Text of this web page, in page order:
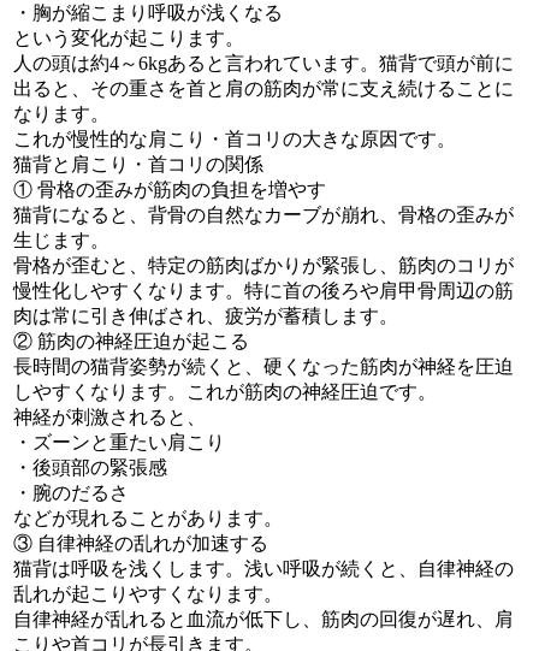
・胸が縮こまり呼吸が浅くなる
という変化が起こります。
人の頭は約4～6kgあると言われています。猫背で頭が前に
出ると、その重さを首と肩の筋肉が常に支え続けることに
なります。
これが慢性的な肩こり・首コリの大きな原因です。
猫背と肩こり・首コリの関係
① 骨格の歪みが筋肉の負担を増やす
猫背になると、背骨の自然なカーブが崩れ、骨格の歪みが
生じます。
骨格が歪むと、特定の筋肉ばかりが緊張し、筋肉のコリが
慢性化しやすくなります。特に首の後ろや肩甲骨周辺の筋
肉は常に引き伸ばされ、疲労が蓄積します。
② 筋肉の神経圧迫が起こる
長時間の猫背姿勢が続くと、硬くなった筋肉が神経を圧迫
しやすくなります。これが筋肉の神経圧迫です。
神経が刺激されると、
・ズーンと重たい肩こり
・後頭部の緊張感
・腕のだるさ
などが現れることがあります。
③ 自律神経の乱れが加速する
猫背は呼吸を浅くします。浅い呼吸が続くと、自律神経の
乱れが起こりやすくなります。
自律神経が乱れると血流が低下し、筋肉の回復が遅れ、肩
こりや首コリが長引きます。